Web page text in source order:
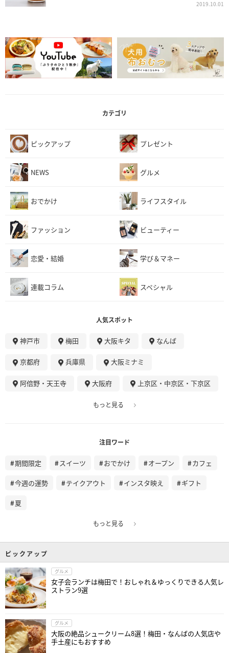
2019.10.01
カテゴリ
ピックアップ プレゼント
NEWS グルメ
おでかけ ライフスタイル
ファッション ビューティー
恋愛・結婚 学び＆マネー
連載コラム スペシャル
人気スポット
神戸市 梅田 大阪キタ なんば
京都府 兵庫県 大阪ミナミ
阿倍野・天王寺 大阪府 上京区・中京区・下京区
もっと見る
注目ワード
期間限定 スイーツ おでかけ オープン カフェ
今週の運勢 テイクアウト インスタ映え ギフト
夏
もっと見る
ピックアップ
グルメ
女子会ランチは梅田で！おしゃれ＆ゆっくりできる人気レ
ストラン9選
グルメ
大阪の絶品シュークリーム8選！梅田・なんばの人気店や
手土産にもおすすめ